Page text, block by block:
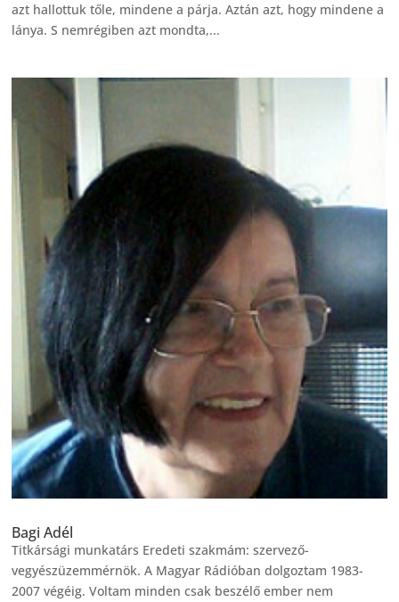
azt hallottuk tőle, mindene a párja. Aztán azt, hogy mindene a
lánya. S nemrégiben azt mondta,...
Bagi Adél
Titkársági munkatárs Eredeti szakmám: szervező-
vegyészüzemmérnök. A Magyar Rádióban dolgoztam 1983-
2007 végéig. Voltam minden csak beszélő ember nem